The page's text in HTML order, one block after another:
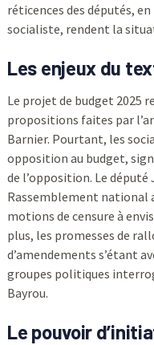
réticences des députés,
socialiste, rendent la
Les enjeux du
Le projet de budget 2025
propositions faites par
Barnier. Pourtant, les
opposition au budget,
de l’opposition. Le
Rassemblement national
motions de censure à
plus, les promesses de
d’amendements s’étant
groupes politiques
Bayrou.
Le pouvoir